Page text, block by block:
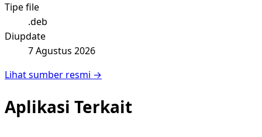
Tipe file
.deb
Diupdate
7 Agustus 2026
Lihat sumber resmi →
Aplikasi Terkait